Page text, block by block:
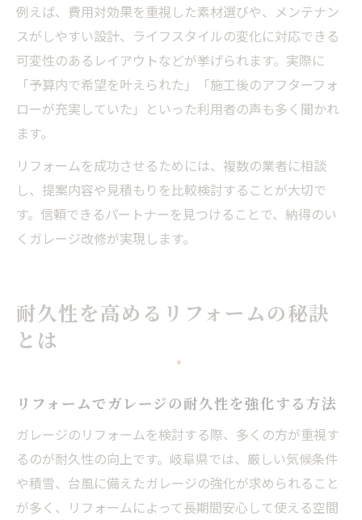
例えば、費用対効果を重視した素材選びや、メンテナン
スがしやすい設計、ライフスタイルの変化に対応できる
可変性のあるレイアウトなどが挙げられます。実際に
「予算内で希望を叶えられた」「施工後のアフターフォ
ローが充実していた」といった利用者の声も多く聞かれ
ます。
リフォームを成功させるためには、複数の業者に相談
し、提案内容や見積もりを比較検討することが大切で
す。信頼できるパートナーを見つけることで、納得のい
くガレージ改修が実現します。
耐久性を高めるリフォームの秘訣
とは
リフォームでガレージの耐久性を強化する方法
ガレージのリフォームを検討する際、多くの方が重視す
るのが耐久性の向上です。岐阜県では、厳しい気候条件
や積雪、台風に備えたガレージの強化が求められること
が多く、リフォームによって長期間安心して使える空間